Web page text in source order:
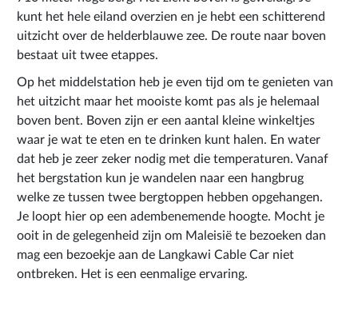
kunt het hele eiland overzien en je hebt een schitterend
uitzicht over de helderblauwe zee. De route naar boven
bestaat uit twee etappes.
Op het middelstation heb je even tijd om te genieten van
het uitzicht maar het mooiste komt pas als je helemaal
boven bent. Boven zijn er een aantal kleine winkeltjes
waar je wat te eten en te drinken kunt halen. En water
dat heb je zeer zeker nodig met die temperaturen. Vanaf
het bergstation kun je wandelen naar een hangbrug
welke ze tussen twee bergtoppen hebben opgehangen.
Je loopt hier op een adembenemende hoogte. Mocht je
ooit in de gelegenheid zijn om Maleisië te bezoeken dan
mag een bezoekje aan de Langkawi Cable Car niet
ontbreken. Het is een eenmalige ervaring.